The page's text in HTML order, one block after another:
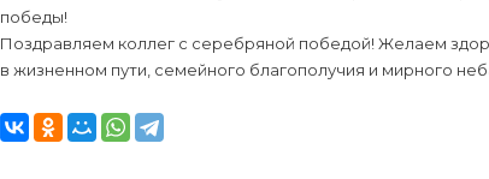
победы!
Поздравляем коллег с серебряной победой! Желаем
в жизненном пути, семейного благополучия и мирного